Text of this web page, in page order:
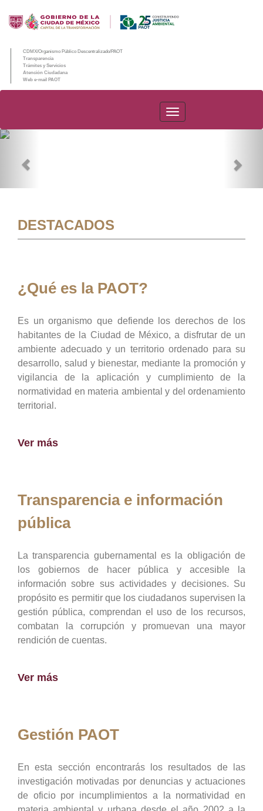
CDMX/Organismo Público Descentralizado/PAOT
Transparencia
Trámites y Servicios
Atención Ciudadana
Web e-mail PAOT
PAOT
DESTACADOS
¿Qué es la PAOT?
Es un organismo que defiende los derechos de los
habitantes de la Ciudad de México, a disfrutar de un
ambiente adecuado y un territorio ordenado para su
desarrollo, salud y bienestar, mediante la promoción y
vigilancia de la aplicación y cumplimiento de la
normatividad en materia ambiental y del ordenamiento
territorial.
Ver más
Transparencia e información
pública
La transparencia gubernamental es la obligación de
los gobiernos de hacer pública y accesible la
información sobre sus actividades y decisiones. Su
propósito es permitir que los ciudadanos supervisen la
gestión pública, comprendan el uso de los recursos,
combatan la corrupción y promuevan una mayor
rendición de cuentas.
Ver más
Gestión PAOT
En esta sección encontrarás los resultados de las
investigación motivadas por denuncias y actuaciones
de oficio por incumplimientos a la normatividad en